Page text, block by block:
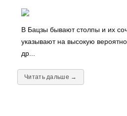
В Бацзы бывают столпы и их
указывают на высокую
др...
Читать дальше →